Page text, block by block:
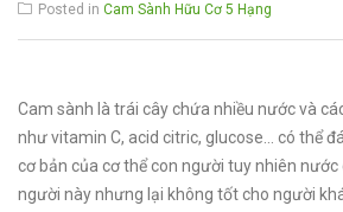
Posted in Cam Sành Hữu Cơ 5 Hạng
Cam sành là trái cây chứa nhiều nước và
như vitamin C, acid citric, glucose… có thể
cơ bản của cơ thể con người tuy nhiên
người này nhưng lại không tốt cho người